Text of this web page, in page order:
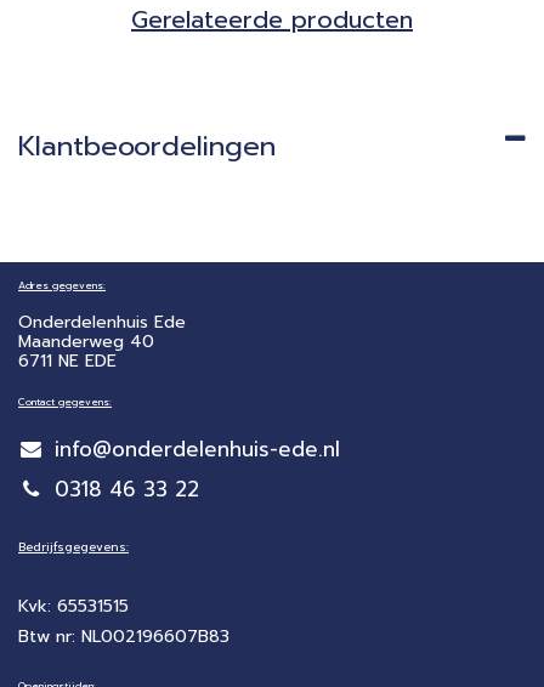
Gerela​teerde producten​
Klantbeoordelingen
Adres gegevens:
Onderdelenhuis Ede
Maanderweg 40
6711 NE EDE
Contact gegevens:
info@onderdelenhuis-ede.nl
0318 46 33 22
Bedrijfsgegevens:
Kvk: 65531515
Btw nr: NL002196607B83